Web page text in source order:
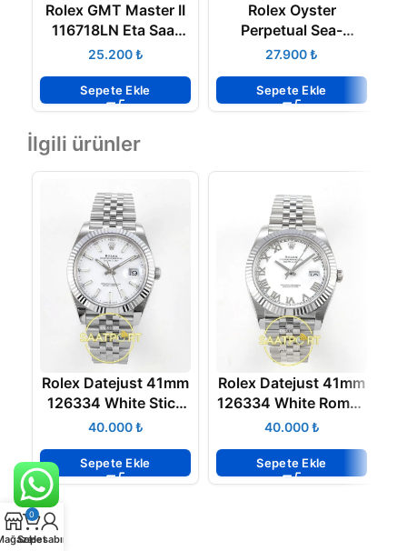
Rolex GMT Master II
116718LN Eta Saat
3186 Mekanizma
₺
Sepete Ekle
Rolex Oyster
Perpetual Sea-
Dweller Deepsea 44
₺
Sepete Ekle
İlgili ürünler
Rolex Datejust 41mm
126334 White Stick
Dial Jubilee VSF V3
₺
Sepete Ekle
Rolex Datejust 41mm
126334 White Roman
Dial Jubilee VSF V3
₺
Sepete Ekle
0
Sepet
Hesabım